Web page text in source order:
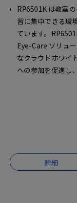
RP6501K は教室
習に集中できる環
ています。
Eye-Care ソリュ
なクラウドホワイ
への参加を促進し
詳細